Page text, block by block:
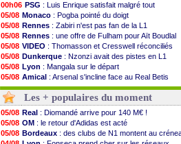
00h06 PSG : Luis Enrique satisfait malgré tout
05/08 Monaco : Pogba pointé du doigt
05/08 Rennes : Zabiri n'est pas fan de la L1
05/08 Rennes : une offre de Fulham pour Aït Boudlal
05/08 VIDEO : Thomasson et Cresswell réconciliés
05/08 Dunkerque : Nzonzi avait des pistes en L1
05/08 Lyon : Mangala sur le départ
05/08 Amical : Arsenal s'incline face au Real Betis
05/08 Amical: lourde défaite pour le PSG
05/08
Man City: Maresca flou pour Reijnders
05/08 LdC: Fenerbahçe prend une belle option
05/08 Al-Diriyah: Mbemba arrive libre (officiel)
05/08 Atletico: le plan d'Alvarez à son retour
05/08 Amical: premier succès pour Brest
Les + populaires du moment
05/08 Real : Diomandé arrive pour 140 M€ !
05/08 OM : le retour d'Adidas est acté
05/08 Bordeaux : des clubs de N1 montent au